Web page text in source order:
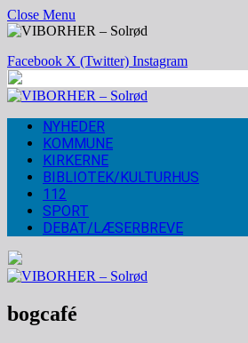
Close Menu
Facebook X (Twitter) Instagram
NYHEDER
KOMMUNE
KIRKERNE
BIBLIOTEK/KULTURHUS
112
SPORT
DEBAT/LÆSERBREVE
bogcafé